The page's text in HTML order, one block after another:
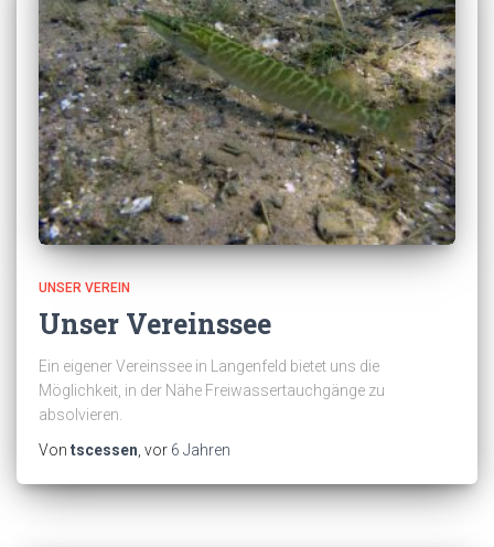
UNSER VEREIN
Unser Vereinssee
Ein eigener Vereinssee in Langenfeld bietet uns die
Möglichkeit, in der Nähe Freiwassertauchgänge zu
absolvieren.
Von tscessen , vor 6 Jahren